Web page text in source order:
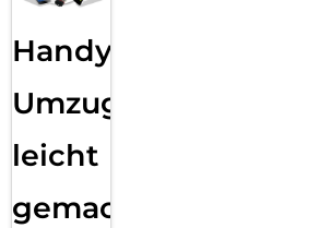
Handy
Umzug
leicht
gemacht!